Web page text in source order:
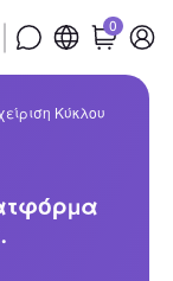
0
Κύκλου